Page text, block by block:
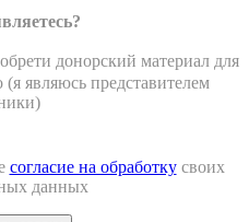
донорский материал для
являюсь представителем
согласие на обработкусвоих
данных